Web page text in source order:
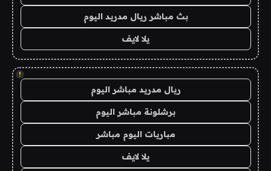
بث مباشر ريال مدريد اليوم
يلا لايف
!
ريال مدريد مباشر اليوم
برشلونة مباشر اليوم
مباريات اليوم مباشر
يلا لايف